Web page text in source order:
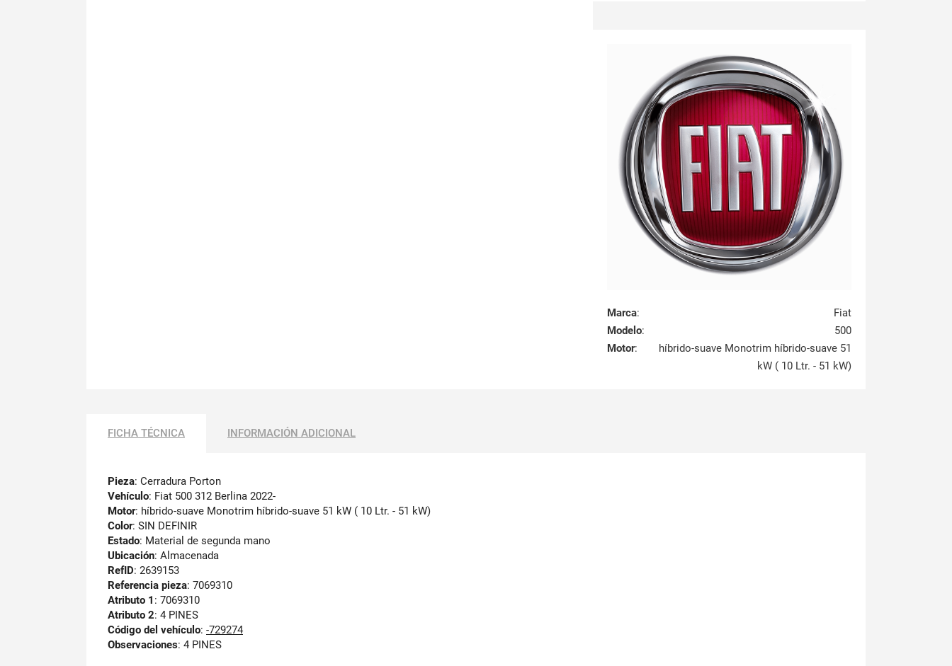
Marca:
Fiat
Modelo:
500
Motor:
híbrido-suave Monotrim híbrido-suave 51
kW ( 10 Ltr. - 51 kW)
FICHA TÉCNICA INFORMACIÓN ADICIONAL
Pieza: Cerradura Porton
Vehículo: Fiat 500 312 Berlina 2022-
Motor: híbrido-suave Monotrim híbrido-suave 51 kW ( 10 Ltr. - 51 kW)
Color: SIN DEFINIR
Estado: Material de segunda mano
Ubicación: Almacenada
RefID: 2639153
Referencia pieza: 7069310
Atributo 1 : 7069310
Atributo 2: 4 PINES
Código del vehículo: -729274
Observaciones: 4 PINES